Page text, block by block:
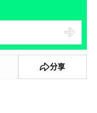
分享